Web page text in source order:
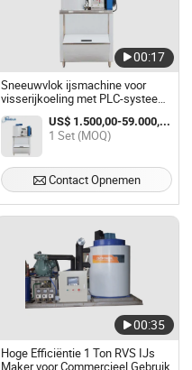
00:17
Sneeuwvlok ijsmachine voor
visserijkoeling met PLC-systeem
1 ton/dag vlokijsmaker
US$ 1.500,00-59.000,00 / Set
1 Set (MOQ)
Contact Opnemen
00:35
Hoge Efficiëntie 1 Ton RVS IJs
Maker voor Commercieel Gebruik